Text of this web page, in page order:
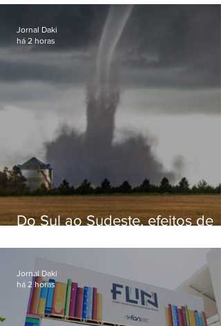
Do Sul ao Sudeste, efeitos de
apreensão na população
Jornal Daki
há 2 horas
Jornal Daki
há 2 horas